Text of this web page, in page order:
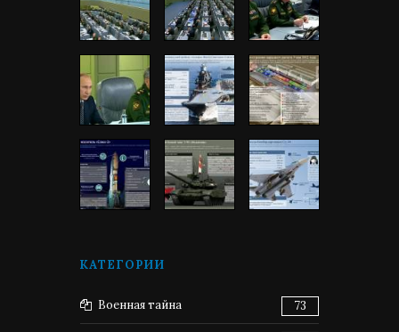
КАТЕГОРИИ
Военная тайна 73